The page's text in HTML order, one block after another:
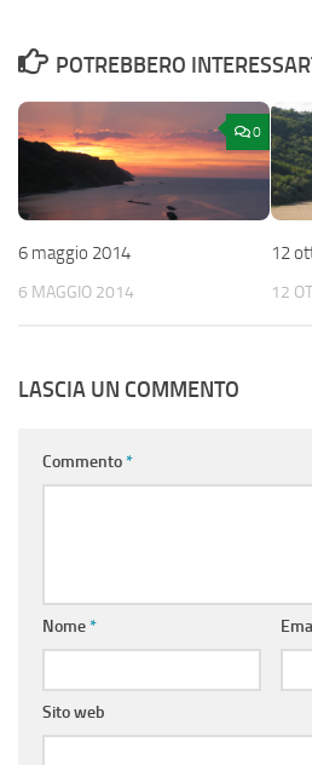
POTREBBERO
0
6 maggio 2014
6 MAGGIO 2014
12
12
LASCIA UN COMMENTO
Commento*
Nome*
Sito web